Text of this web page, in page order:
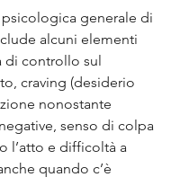
generale di
alcuni elementi
di controllo sul
craving (desiderio
nonostante
senso di colpa
l’atto e difficoltà a
quando c’è